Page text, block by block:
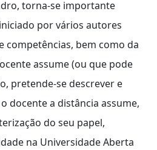
torna-se importante
por vários autores
competências, bem como da
assume (ou que pode
pretende-se descrever e
docente a distância assume,
do seu papel,
na Universidade Aberta